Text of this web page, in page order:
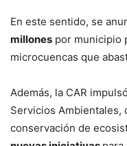
En este sentido, se
millones por municipio
microcuencas que
Además, la CAR
Servicios Ambientales,
conservación de